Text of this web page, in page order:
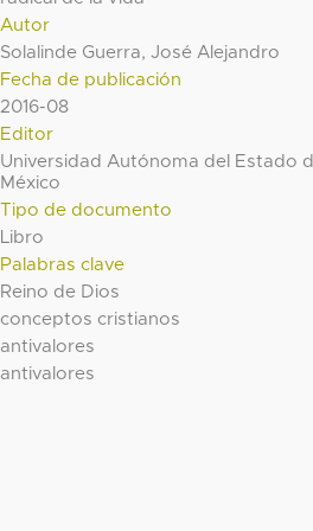
Autor
Solalinde Guerra, José Alejandro
Fecha de publicación
2016-08
Editor
Universidad Autónoma del Estado
México
Tipo de documento
Libro
Palabras clave
Reino de Dios
conceptos cristianos
antivalores
antivalores